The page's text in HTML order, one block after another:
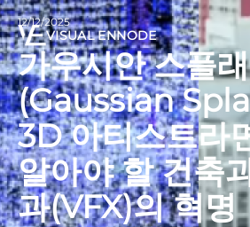
VISUAL ENNODE
12/12/2025
가우시안 스플
(Gaussian
3D 아티스트라
알아야 할 건축
과(VFX)의 혁명